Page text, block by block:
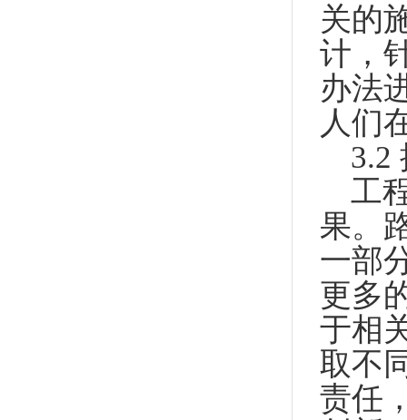
关的
计，
办法
人们
3.2
工
果。
一部
更多
于相
取不
责任